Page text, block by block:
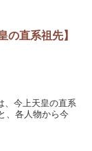
の直系祖先】
、今上天皇の直系
、各人物から今